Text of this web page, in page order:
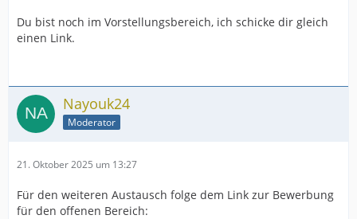
Du bist noch im Vorstellungsbereich, ich schicke dir gleich
einen Link.
Nayouk24
Moderator
21. Oktober 2025 um 13:27
Für den weiteren Austausch folge dem Link zur Bewerbung
für den offenen Bereich: